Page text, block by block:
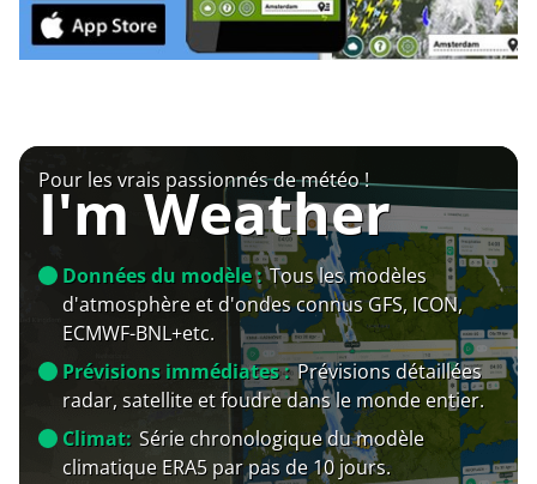
Pour les vrais passionnés de météo !
I'm Weather
Données du modèle : Tous les modèles
d'atmosphère et d'ondes connus GFS, ICON,
ECMWF-BNL+etc.
Prévisions immédiates : Prévisions détaillées
radar, satellite et foudre dans le monde entier.
Climat: Série chronologique du modèle
climatique ERA5 par pas de 10 jours.